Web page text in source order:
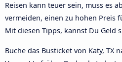
Reisen kann teuer sein, muss es
vermeiden, einen zu hohen Preis
Mit diesen Tipps, kannst Du Geld
Buche das Busticket von Katy, TX